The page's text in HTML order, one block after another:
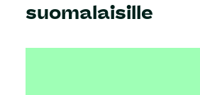
suomalaisille